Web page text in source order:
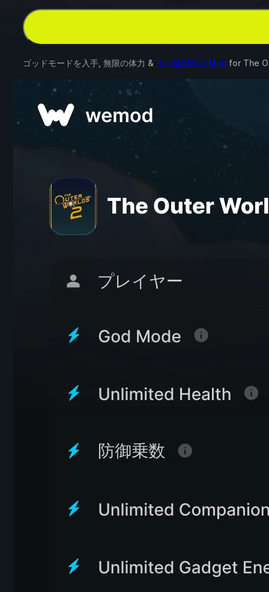
ゴッドモードを入手, 無限の体力 & その他35件のMod for The